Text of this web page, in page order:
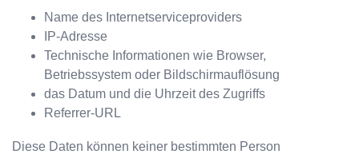
Name des Internetserviceproviders
IP-Adresse
Technische Informationen wie Browser,
Betriebssystem oder Bildschirmauflösung
das Datum und die Uhrzeit des Zugriffs
Referrer-URL
Diese Daten können keiner bestimmten Person